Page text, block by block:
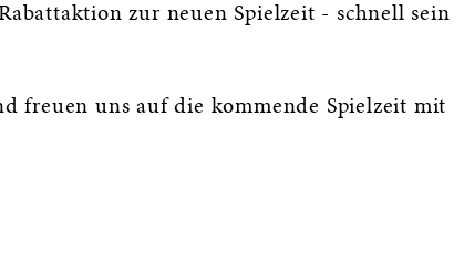
zur neuen Spielzeit - schnell sein
freuen uns auf die kommende Spielzeit mit